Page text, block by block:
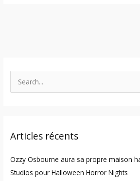
c
f
o
Articles récents
Ozzy Osbourne aura sa propre maison
Studios pour Halloween Horror Nights